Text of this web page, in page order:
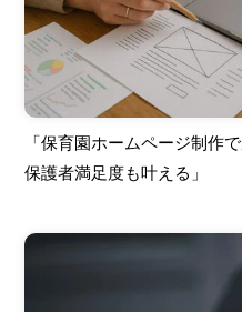
「保育園ホームページ制作
保護者満足度も叶える」